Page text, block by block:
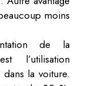
moins
de la
l’utilisation
la voiture.